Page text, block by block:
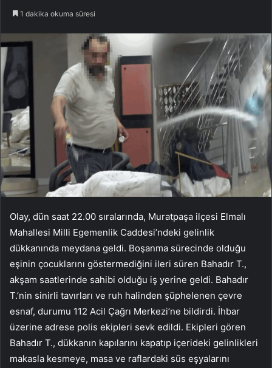
1 dakika okuma süresi
Olay, dün saat 22.00 sıralarında, Muratpaşa ilçesi Elmalı
Mahallesi Milli Egemenlik Caddesi’ndeki gelinlik
dükkanında meydana geldi. Boşanma sürecinde olduğu
eşinin çocuklarını göstermediğini ileri süren Bahadır T.,
akşam saatlerinde sahibi olduğu iş yerine geldi. Bahadır
T.’nin sinirli tavırları ve ruh halinden şüphelenen çevre
esnaf, durumu 112 Acil Çağrı Merkezi’ne bildirdi. İhbar
üzerine adrese polis ekipleri sevk edildi. Ekipleri gören
Bahadır T., dükkanın kapılarını kapatıp içerideki gelinlikleri
makasla kesmeye, masa ve raflardaki süs eşyalarını